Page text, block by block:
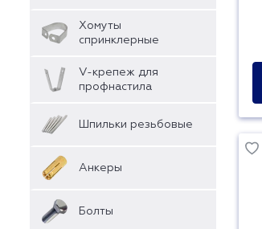
Хомуты
спринклерные
V-крепеж для
профнастила
Шпильки резьбовые
Анкеры
Болты